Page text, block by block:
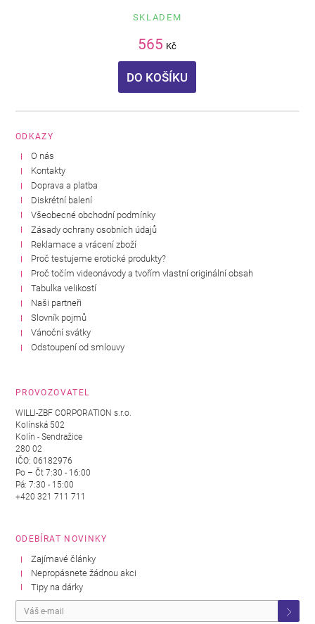
SKLADEM
565 Kč
DO KOŠÍKU
ODKAZY
O nás
Kontakty
Doprava a platba
Diskrétní balení
Všeobecné obchodní podmínky
Zásady ochrany osobních údajů
Reklamace a vrácení zboží
Proč testujeme erotické produkty?
Proč točím videonávody a tvořím vlastní originální obsah
Tabulka velikostí
Naši partneři
Slovník pojmů
Vánoční svátky
Odstoupení od smlouvy
PROVOZOVATEL
WILLI-ZBF CORPORATION s.r.o.
Kolínská 502
Kolín - Sendražice
280 02
IČO: 06182976
Po – Čt 7:30 - 16:00
Pá: 7:30 - 15:00
+420 321 711 711
ODEBÍRAT NOVINKY
Zajímavé články
Nepropásnete žádnou akci
Tipy na dárky